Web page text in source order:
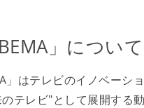
」について
」はテレビのイノベーシ
テレビ"として展開する動